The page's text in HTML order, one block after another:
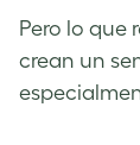
Pero lo que
crean un